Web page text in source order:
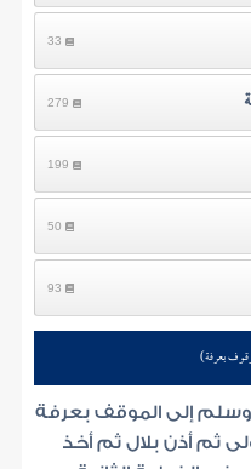
33
279
199
50
93
بعرفة)
وسلم إلى الموقف بعرفة
ثم أذن بلال ثم أخذ